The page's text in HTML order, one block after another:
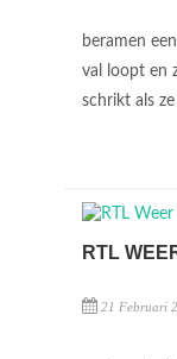
beramen
val loopt en
schrikt als
RTL
21 Februari